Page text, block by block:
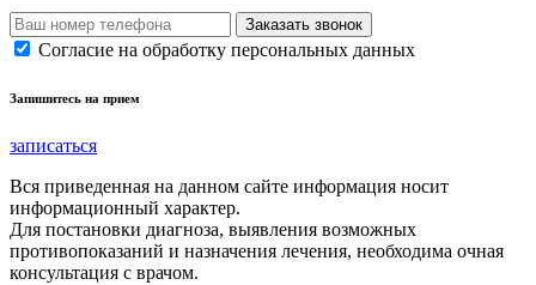
Согласие на обработку персональных данных
Запишитесь на прием
записаться
Вся приведенная на данном сайте информация носит
информационный характер.
Для постановки диагноза, выявления возможных
противопоказаний и назначения лечения, необходима очная
консультация с врачом.